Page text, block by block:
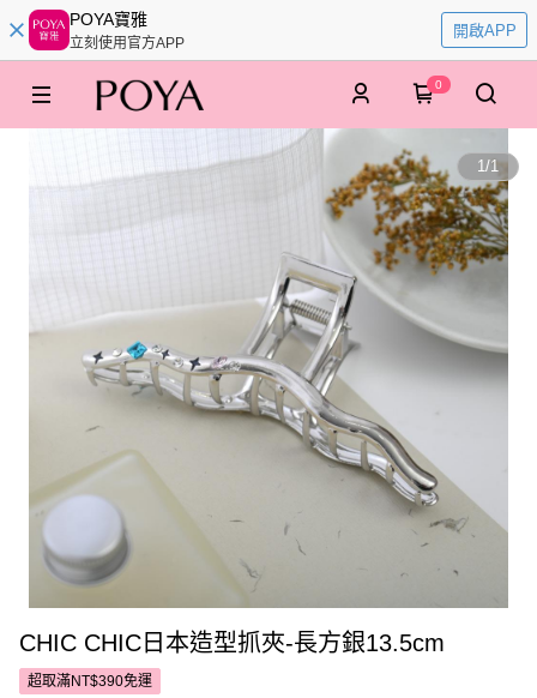
POYA寶雅
立刻使用官方APP
開啟APP
0
1/1
CHIC CHIC日本造型抓夾-長方銀13.5cm
超取滿NT$390免運